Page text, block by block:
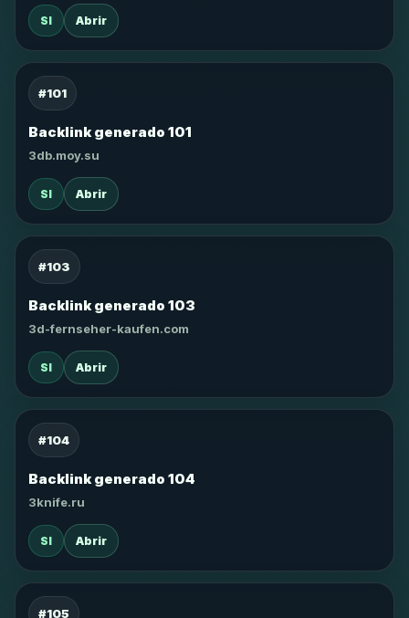
SI Abrir
#101
Backlink generado 101
3db.moy.su
SI Abrir
#103
Backlink generado 103
3d-fernseher-kaufen.com
SI Abrir
#104
Backlink generado 104
3knife.ru
SI Abrir
#105